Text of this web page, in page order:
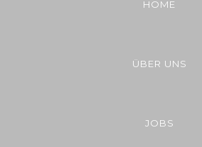
HOME
ÜBER UNS
JOBS